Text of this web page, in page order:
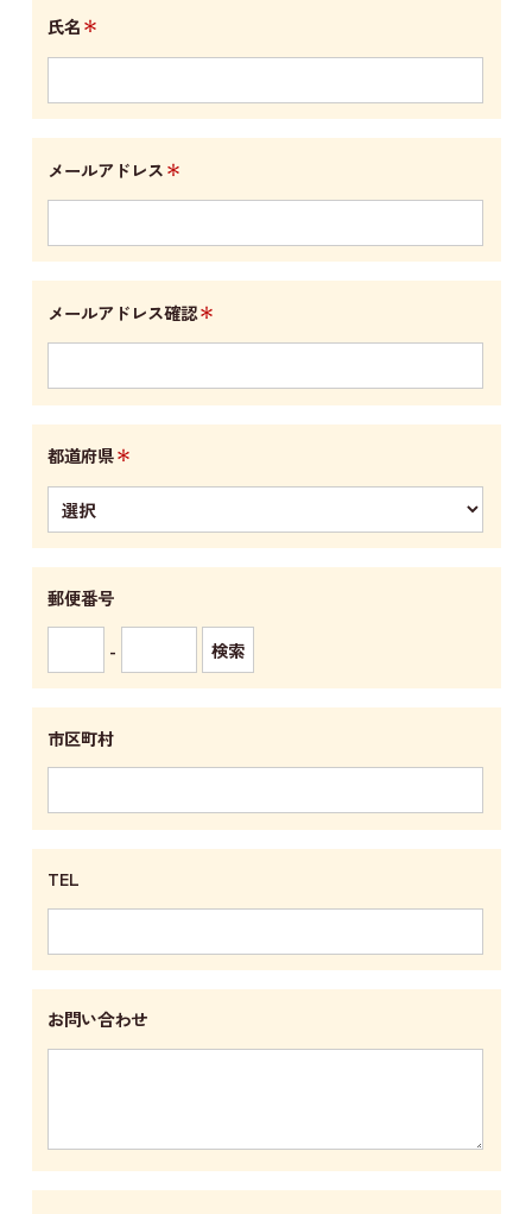
氏名＊
メールアドレス＊
メールアドレス確認＊
都道府県＊
郵便番号
-
市区町村
TEL
お問い合わせ